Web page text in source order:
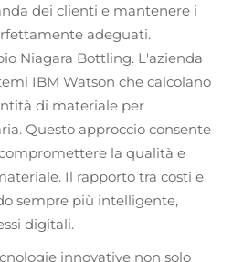
dei clienti e mantenere i
adeguati.
Niagara Bottling. L'azienda
IBM Watson che calcolano
di materiale per
Questo approccio consente
la qualità e
Il rapporto tra costi e
sempre più intelligente,
digitali.
innovative non solo